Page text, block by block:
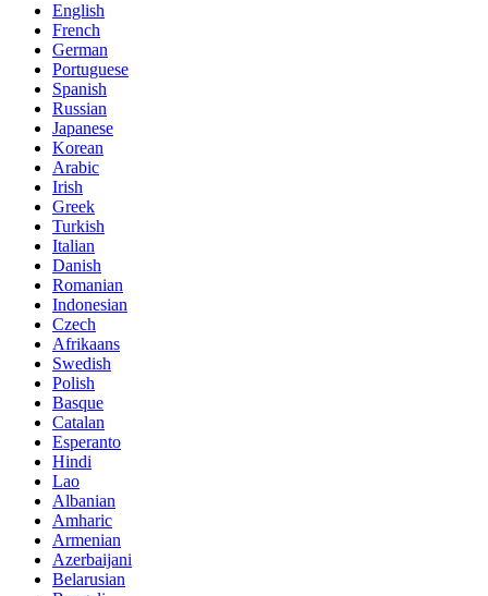
English
French
German
Portuguese
Spanish
Russian
Japanese
Korean
Arabic
Irish
Greek
Turkish
Italian
Danish
Romanian
Indonesian
Czech
Afrikaans
Swedish
Polish
Basque
Catalan
Esperanto
Hindi
Lao
Albanian
Amharic
Armenian
Azerbaijani
Belarusian